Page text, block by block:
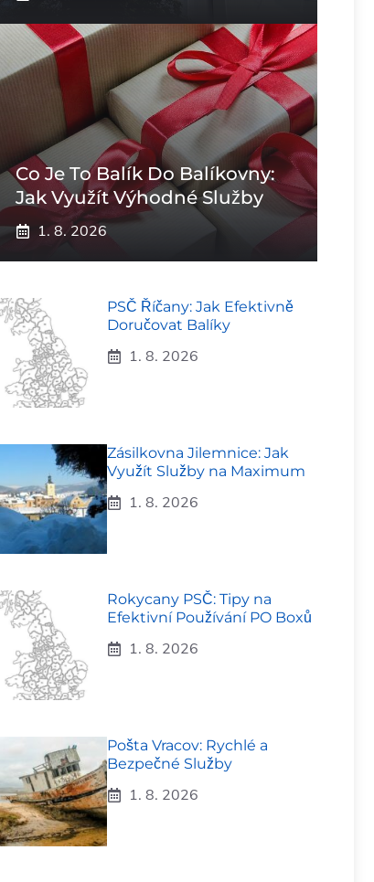
Co Je To Balík Do Balíkovny:
Jak Využít Výhodné Služby
1. 8. 2026
PSČ Říčany: Jak Efektivně
Doručovat Balíky
1. 8. 2026
Zásilkovna Jilemnice: Jak
Využít Služby na Maximum
1. 8. 2026
Rokycany PSČ: Tipy na
Efektivní Používání PO Boxů
1. 8. 2026
Pošta Vracov: Rychlé a
Bezpečné Služby
1. 8. 2026